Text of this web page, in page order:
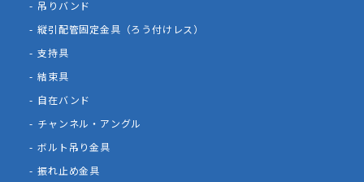
吊りバンド
縦引配管固定金具（ろう付けレス）
支持具
結束具
自在バンド
チャンネル・アングル
ボルト吊り金具
振れ止め金具